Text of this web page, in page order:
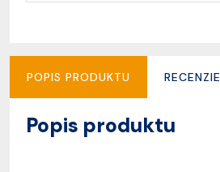
POPIS PRODUKTU RECENZIE
Popis produktu